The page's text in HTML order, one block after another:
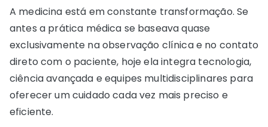
A medicina está em constante transformação. Se
antes a prática médica se baseava quase
exclusivamente na observação clínica e no contato
direto com o paciente, hoje ela integra tecnologia,
ciência avançada e equipes multidisciplinares para
oferecer um cuidado cada vez mais preciso e
eficiente.